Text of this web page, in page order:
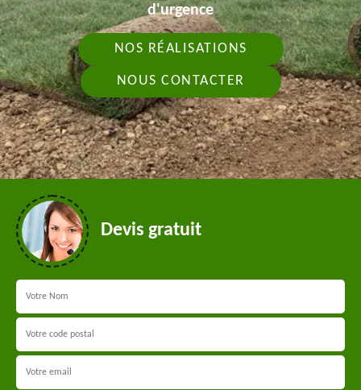
d'urgence
NOS RÉALISATIONS
NOUS CONTACTER
Devis gratuit